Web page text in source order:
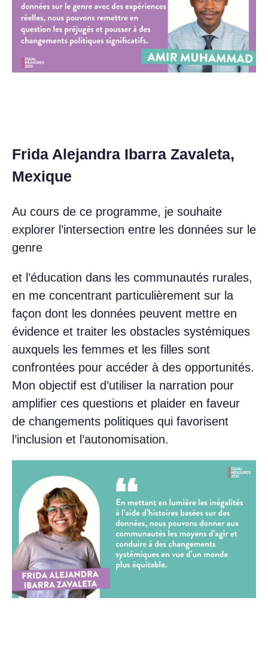
Frida Alejandra Ibarra Zavaleta,
Mexique
Au cours de ce programme, je souhaite
explorer l’intersection entre les données sur le
genre
et l’éducation dans les communautés rurales,
en me concentrant particulièrement sur la
façon dont les données peuvent mettre en
évidence et traiter les obstacles systémiques
auxquels les femmes et les filles sont
confrontées pour accéder à des opportunités.
Mon objectif est d’utiliser la narration pour
amplifier ces questions et plaider en faveur
de changements politiques qui favorisent
l’inclusion et l’autonomisation.